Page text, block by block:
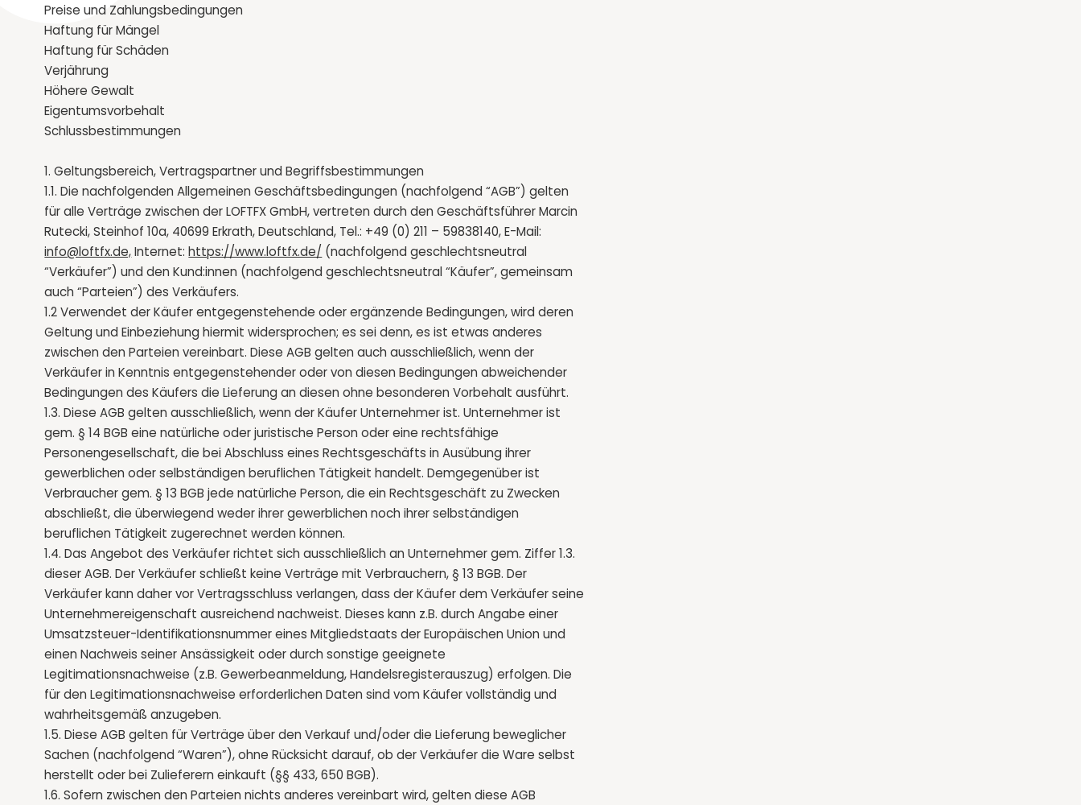
Preise und Zahlungsbedingungen
Haftung für Mängel
Haftung für Schäden
Verjährung
Höhere Gewalt
Eigentumsvorbehalt
Schlussbestimmungen
1. Geltungsbereich, Vertragspartner und Begriffsbestimmungen
1.1. Die nachfolgenden Allgemeinen Geschäftsbedingungen (nachfolgend “AGB”) gelten
für alle Verträge zwischen der LOFTFX GmbH, vertreten durch den Geschäftsführer Marcin
Rutecki, Steinhof 10a, 40699 Erkrath, Deutschland, Tel.: +49 (0) 211 – 59838140, E-Mail:
info@loftfx.de,Internet:https://www.loftfx.de/ (nachfolgend geschlechtsneutral
“Verkäufer”) und den Kund:innen (nachfolgend geschlechtsneutral “Käufer”, gemeinsam
auch “Parteien”) des Verkäufers.
1.2 Verwendet der Käufer entgegenstehende oder ergänzende Bedingungen, wird deren
Geltung und Einbeziehung hiermit widersprochen; es sei denn, es ist etwas anderes
zwischen den Parteien vereinbart. Diese AGB gelten auch ausschließlich, wenn der
Verkäufer in Kenntnis entgegenstehender oder von diesen Bedingungen abweichender
Bedingungen des Käufers die Lieferung an diesen ohne besonderen Vorbehalt ausführt.
1.3. Diese AGB gelten ausschließlich, wenn der Käufer Unternehmer ist. Unternehmer ist
gem. § 14 BGB eine natürliche oder juristische Person oder eine rechtsfähige
Personengesellschaft, die bei Abschluss eines Rechtsgeschäfts in Ausübung ihrer
gewerblichen oder selbständigen beruflichen Tätigkeit handelt. Demgegenüber ist
Verbraucher gem. § 13 BGB jede natürliche Person, die ein Rechtsgeschäft zu Zwecken
abschließt, die überwiegend weder ihrer gewerblichen noch ihrer selbständigen
beruflichen Tätigkeit zugerechnet werden können.
1.4. Das Angebot des Verkäufer richtet sich ausschließlich an Unternehmer gem. Ziffer 1.3.
dieser AGB. Der Verkäufer schließt keine Verträge mit Verbrauchern, § 13 BGB. Der
Verkäufer kann daher vor Vertragsschluss verlangen, dass der Käufer dem Verkäufer seine
Unternehmereigenschaft ausreichend nachweist. Dieses kann z.B. durch Angabe einer
Umsatzsteuer-Identifikationsnummer eines Mitgliedstaats der Europäischen Union und
einen Nachweis seiner Ansässigkeit oder durch sonstige geeignete
Legitimationsnachweise (z.B. Gewerbeanmeldung, Handelsregisterauszug) erfolgen. Die
für den Legitimationsnachweise erforderlichen Daten sind vom Käufer vollständig und
wahrheitsgemäß anzugeben.
1.5. Diese AGB gelten für Verträge über den Verkauf und/oder die Lieferung beweglicher
Sachen (nachfolgend “Waren”), ohne Rücksicht darauf, ob der Verkäufer die Ware selbst
herstellt oder bei Zulieferern einkauft (§§ 433, 650 BGB).
1.6. Sofern zwischen den Parteien nichts anderes vereinbart wird, gelten diese AGB